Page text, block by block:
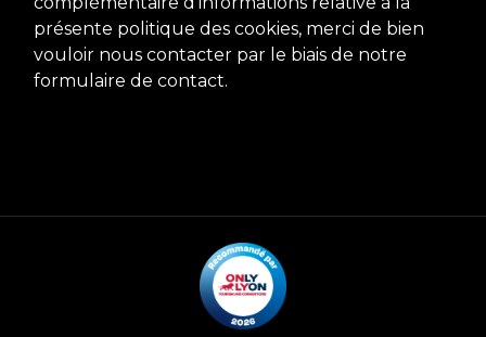
présente politique des cookies, merci de bien
vouloir nous contacter par le biais de notre
formulaire de contact.